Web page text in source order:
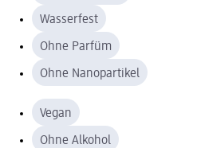
Wasserfest
Ohne Parfüm
Ohne Nanopartikel
Vegan
Ohne Alkohol